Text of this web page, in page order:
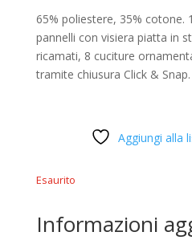
65% poliestere, 35% cotone.
pannelli con visiera piatta in
ricamati, 8 cuciture
tramite chiusura Click &
Aggiungi alla
Esaurito
Informazioni